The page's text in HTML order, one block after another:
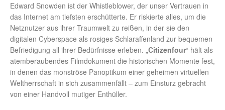
Edward Snowden ist der Whistleblower, der unser Vertrauen in
das Internet am tiefsten erschütterte. Er riskierte alles, um die
Netznutzer aus ihrer Traumwelt zu reißen, in der sie den
digitalen Cyberspace als rosiges Schlaraffenland zur bequemen
Befriedigung all ihrer Bedürfnisse erleben. „Citizenfour“ hält als
atemberaubendes Filmdokument die historischen Momente fest,
in denen das monströse Panoptikum einer geheimen virtuellen
Weltherrschaft in sich zusammenfällt – zum Einsturz gebracht
von einer Handvoll mutiger Enthüller.